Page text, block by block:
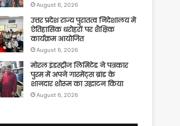
August 6, 2026
उत्तर प्रदेश राज्य पुरातत्व निदेशालय में
ऐतिहासिक धरोहरों पर शैक्षिक
कार्यक्रम आयोजित
August 6, 2026
मोरल इंडस्ट्रीज लिमिटेड ने पत्रकार
पुरम में अपने गारमेंट्स ब्रांड के
शानदार शोरूम का उद्घाटन किया
August 6, 2026